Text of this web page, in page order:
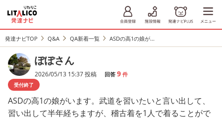
発達ナビTOP Q&A QA新着一覧 ASDの高1の娘が...
ぽぽさん
2026/05/13 15:37 投稿 回答 9 件
受付終了
ASDの高1の娘がいます。武道を習いたいと言い出して、
習い出して半年経ちますが、稽古着を1人で着ることがで